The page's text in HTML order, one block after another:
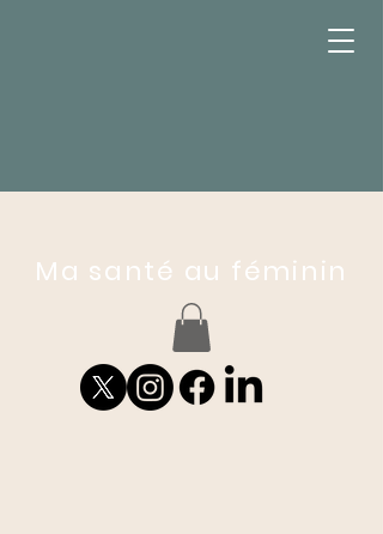
Ma santé au féminin